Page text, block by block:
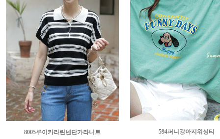
8005루이카라린넨단가라니트
594퍼니강아지워싱티